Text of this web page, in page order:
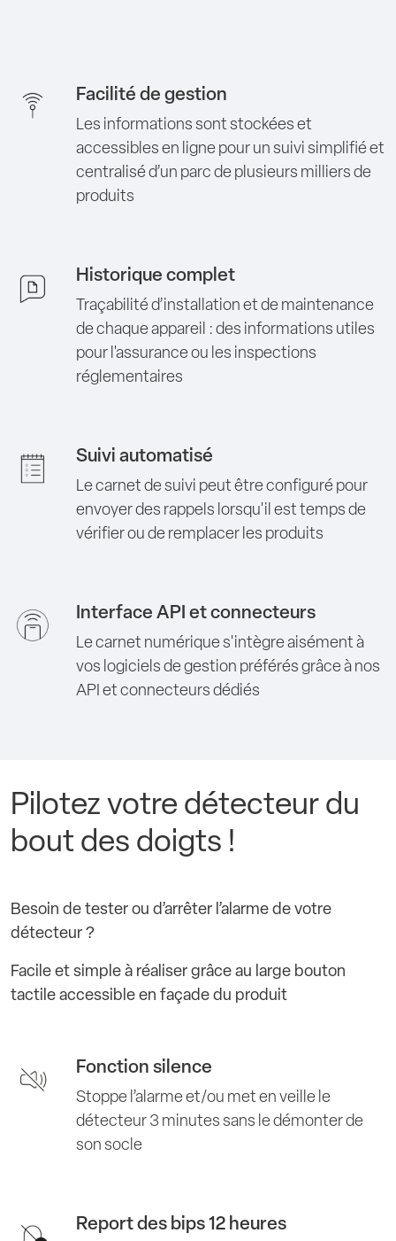
Facilité de gestion
Les informations sont stockées et
accessibles en ligne pour un suivi simplifié et
centralisé d’un parc de plusieurs milliers de
produits
Historique complet
Traçabilité d’installation et de maintenance
de chaque appareil : des informations utiles
pour l'assurance ou les inspections
réglementaires
Suivi automatisé
Le carnet de suivi peut être configuré pour
envoyer des rappels lorsqu'il est temps de
vérifier ou de remplacer les produits
Interface API et connecteurs
Le carnet numérique s'intègre aisément à
vos logiciels de gestion préférés grâce à nos
API et connecteurs dédiés
Pilotez votre détecteur du
bout des doigts !
Besoin de tester ou d’arrêter l’alarme de votre
détecteur ?
Facile et simple à réaliser grâce au large bouton
tactile accessible en façade du produit
Fonction silence
Stoppe l’alarme et/ou met en veille le
détecteur 3 minutes sans le démonter de
son socle
Report des bips 12 heures